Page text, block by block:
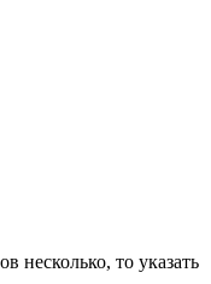
несколько, то указать